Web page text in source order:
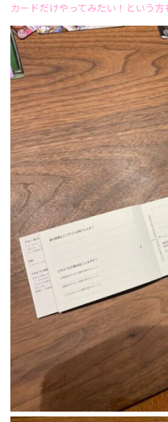
カードだけやってみたい！という方